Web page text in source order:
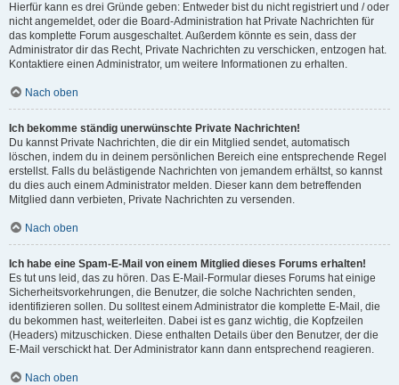
Hierfür kann es drei Gründe geben: Entweder bist du nicht registriert und / oder
nicht angemeldet, oder die Board-Administration hat Private Nachrichten für
das komplette Forum ausgeschaltet. Außerdem könnte es sein, dass der
Administrator dir das Recht, Private Nachrichten zu verschicken, entzogen hat.
Kontaktiere einen Administrator, um weitere Informationen zu erhalten.
Nach oben
Ich bekomme ständig unerwünschte Private Nachrichten!
Du kannst Private Nachrichten, die dir ein Mitglied sendet, automatisch
löschen, indem du in deinem persönlichen Bereich eine entsprechende Regel
erstellst. Falls du belästigende Nachrichten von jemandem erhältst, so kannst
du dies auch einem Administrator melden. Dieser kann dem betreffenden
Mitglied dann verbieten, Private Nachrichten zu versenden.
Nach oben
Ich habe eine Spam-E-Mail von einem Mitglied dieses Forums erhalten!
Es tut uns leid, das zu hören. Das E-Mail-Formular dieses Forums hat einige
Sicherheitsvorkehrungen, die Benutzer, die solche Nachrichten senden,
identifizieren sollen. Du solltest einem Administrator die komplette E-Mail, die
du bekommen hast, weiterleiten. Dabei ist es ganz wichtig, die Kopfzeilen
(Headers) mitzuschicken. Diese enthalten Details über den Benutzer, der die
E-Mail verschickt hat. Der Administrator kann dann entsprechend reagieren.
Nach oben